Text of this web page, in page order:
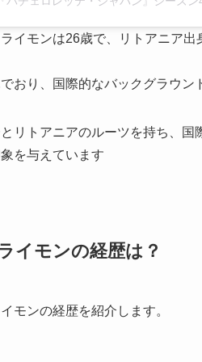
イモンは26歳で、リトアニア出
おり、国際的なバックグラウン
とリトアニアのルーツを持ち、
を与えています
イモンの経歴は？
モンの経歴を紹介します。